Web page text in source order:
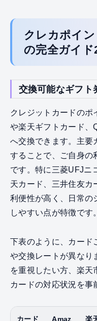
クレカポイ
の完全ガイド
交換可能なギフト
クレジットカードのポ
や楽天ギフトカード、
へ交換できます。主要
することで、ご自身の
です。特に三菱UFJニ
天カード、三井住友カ
利便性が高く、日常の
しやすい点が特徴です。
下表のように、カード
や交換レートが異なり
を重視したい方、楽天
カードの対応状況を事
カード Amaz 楽